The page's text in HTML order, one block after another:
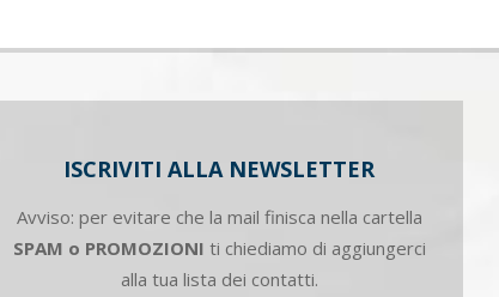
ISCRIVITI ALLA NEWSLETTER
Avviso: per evitare che la mail finisca nella cartella
SPAM o PROMOZIONI ti chiediamo di aggiungerci
alla tua lista dei contatti.